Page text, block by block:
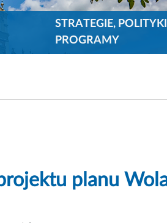
STRATEGIE,
PROGRAMY
planu